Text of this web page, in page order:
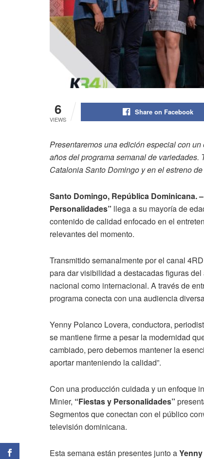
6
VIEWS
Share on Facebook
Presentaremos una edición especial con
años del programa semanal de
Catalonia Santo Domingo y en el estreno de
Santo Domingo, República Dominicana. –
Personalidades” llega a su mayoría de
contenido de calidad enfocado en el
relevantes del momento.
Transmitido semanalmente por el canal
para dar visibilidad a destacadas figuras
nacional como internacional. A través de
programa conecta con una audiencia
Yenny Polanco Lovera, conductora,
se mantiene firme a pesar la modernidad
cambiado, pero debemos mantener la
aportar manteniendo la calidad”.
Con una producción cuidada y un enfoque
Minier, “Fiestas y Personalidades”
Segmentos que conectan con el público
televisión dominicana.
Esta semana están presentes junto a